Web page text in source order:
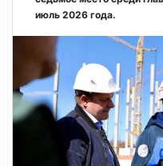
июль 2026 года.